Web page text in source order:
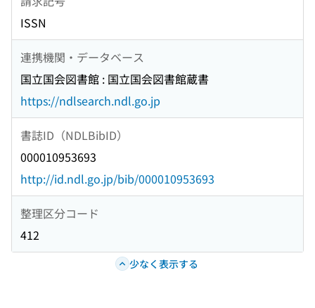
ISSN
連携機関・データベース
国立国会図書館 : 国立国会図書館蔵書
https://ndlsearch.ndl.go.jp
書誌ID（NDLBibID）
000010953693
http://id.ndl.go.jp/bib/000010953693
整理区分コード
412
少なく表示する